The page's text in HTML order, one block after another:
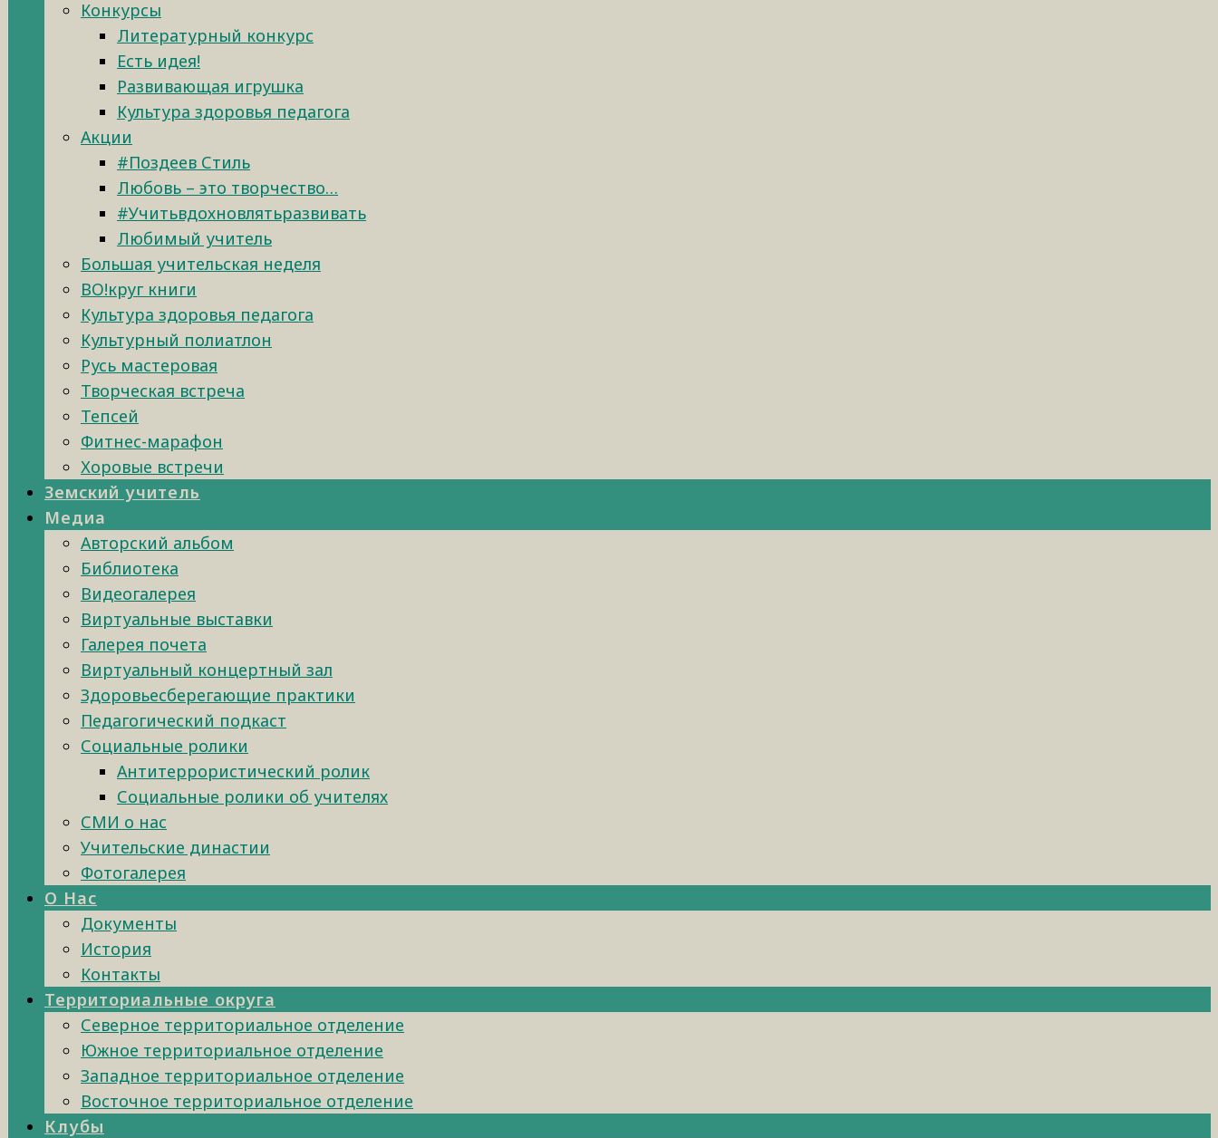
Конкурсы
Литературный конкурс
Есть идея!
Развивающая игрушка
Культура здоровья педагога
Акции
#Поздеев Стиль
Любовь – это творчество…
#Учитьвдохновлятьразвивать
Любимый учитель
Большая учительская неделя
ВО!круг книги
Культура здоровья педагога
Культурный полиатлон
Русь мастеровая
Творческая встреча
Тепсей
Фитнес-марафон
Хоровые встречи
Земский учитель
Медиа
Авторский альбом
Библиотека
Видеогалерея
Виртуальные выставки
Галерея почета
Виртуальный концертный зал
Здоровьесберегающие практики
Педагогический подкаст
Социальные ролики
Антитеррористический ролик
Социальные ролики об учителях
СМИ о нас
Учительские династии
Фотогалерея
О Нас
Документы
История
Контакты
Территориальные округа
Северное территориальное отделение
Южное территориальное отделение
Западное территориальное отделение
Восточное территориальное отделение
Клубы